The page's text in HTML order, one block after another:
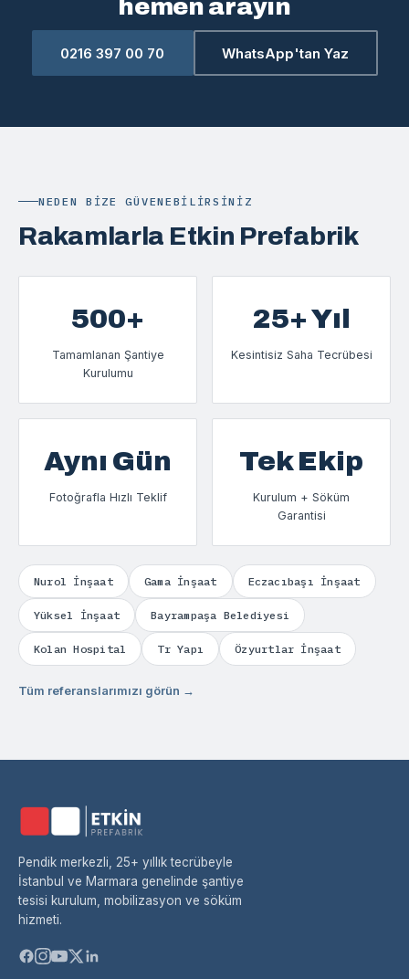
hemen arayın
0216 397 00 70 WhatsApp'tan Yaz
NEDEN BIZE GÜVENEBILIRSINIZ
Rakamlarla Etkin Prefabrik
500+
Tamamlanan Şantiye
Kurulumu
25+ Yıl
Kesintisiz Saha Tecrübesi
Aynı Gün
Fotoğrafla Hızlı Teklif
Tek Ekip
Kurulum + Söküm
Garantisi
Nurol İnşaat Gama İnşaat Eczacıbaşı İnşaat
Yüksel İnşaat Bayrampaşa Belediyesi
Kolan Hospital Tr Yapı Özyurtlar İnşaat
Tüm referanslarımızı görün →
Pendik merkezli, 25+ yıllık tecrübeyle
İstanbul ve Marmara genelinde şantiye
tesisi kurulum, mobilizasyon ve söküm
hizmeti.